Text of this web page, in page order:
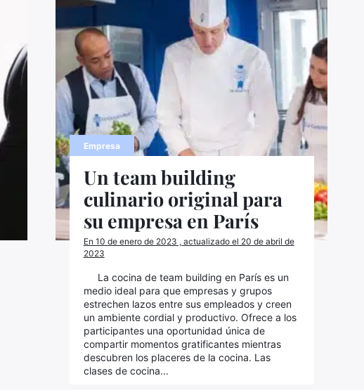
Empresa
Un team building
culinario original para
su empresa en París
En 10 de enero de 2023 , actualizado el 20 de abril de
2023
La cocina de team building en París es un
medio ideal para que empresas y grupos
estrechen lazos entre sus empleados y creen
un ambiente cordial y productivo. Ofrece a los
participantes una oportunidad única de
compartir momentos gratificantes mientras
descubren los placeres de la cocina. Las
clases de cocina...